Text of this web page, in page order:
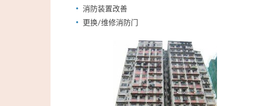
消防装置改善
更换/维修消防门